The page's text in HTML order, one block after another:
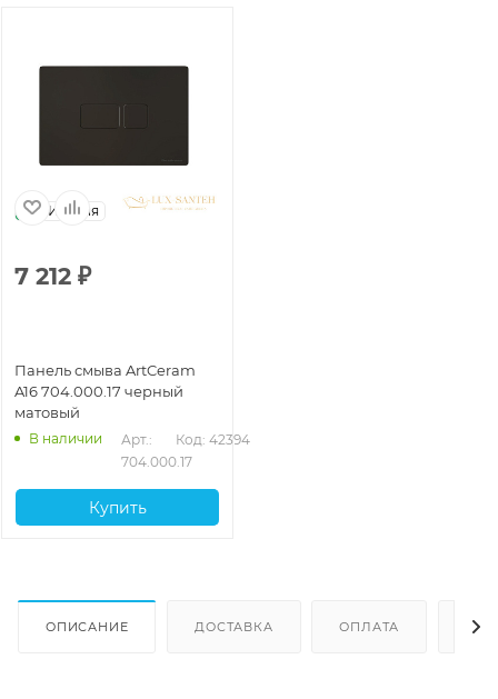
Италия
7 212 ₽
Панель смыва ArtCeram
A16 704.000.17 черный
матовый
В наличии
Арт.:
704.000.17
Код: 42394
Купить
ОПИСАНИЕ ДОСТАВКА ОПЛАТА